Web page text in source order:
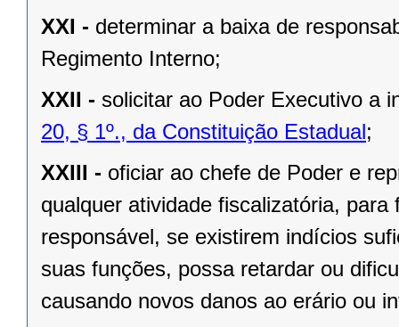
XXI - determinar a baixa de
Regimento Interno;
XXII - solicitar ao Poder Executivo a
20, § 1º., da Constituição Estadual;
XXIII - oficiar ao chefe de Poder e
qualquer atividade fiscalizatória,
responsável, se existirem indícios
suas funções, possa retardar ou
causando novos danos ao erário ou